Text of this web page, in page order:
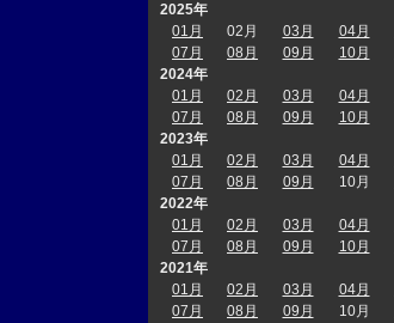
2025年
01月
02月 03月 04月
07月
08月 09月 10月
2024年
01月
02月 03月 04月
07月
08月 09月 10月
2023年
01月
02月 03月 04月
07月
08月 09月 10月
2022年
01月
02月 03月 04月
07月
08月 09月 10月
2021年
01月
02月 03月 04月
07月
08月 09月 10月